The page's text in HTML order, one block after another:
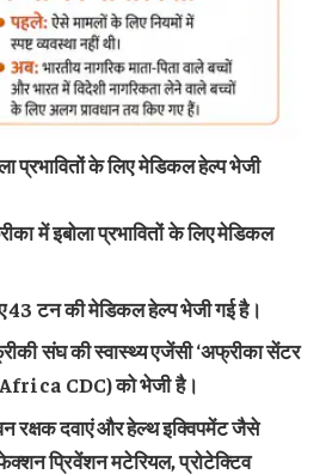
प्रभावितों के लिए मेडिकल हेल्प भेजी
में इबोला प्रभावितों के लिए मेडिकल
43 टन की मेडिकल हेल्प भेजी गई है।
संघ की स्वास्थ्य एजेंसी ‘अफ्रीका सेंटर
CDC) को भेजी है।
रक्षक दवाएं और हेल्थ इक्विपमेंट जैसे
प्रिवेंशन मटेरियल, प्रोटेक्टिव